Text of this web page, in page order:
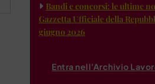
Bandi e concorsi: le ultime
Gazzetta Ufficiale della
giugno 2026
Entra nell'Archivio